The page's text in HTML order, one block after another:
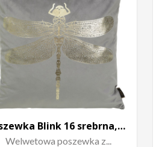
Poszewka Blink 16 srebrna,złota ważka
Welwetowa poszewka z...